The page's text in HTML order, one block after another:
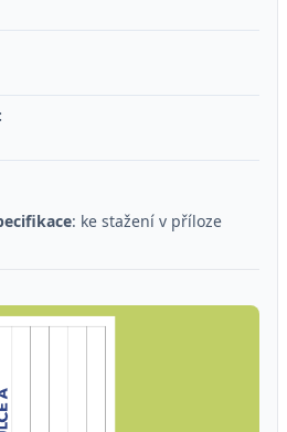
: ke stažení v příloze